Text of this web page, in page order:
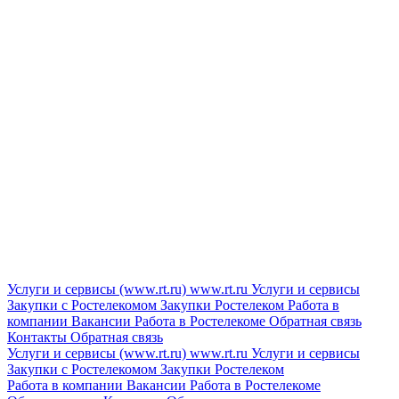
Услуги и сервисы (www.rt.ru) www.rt.ru Услуги и сервисы
Закупки с Ростелекомом Закупки Ростелеком Работа в
компании Вакансии Работа в Ростелекоме Обратная связь
Контакты Обратная связь
Услуги и сервисы (www.rt.ru) www.rt.ru Услуги и сервисы
Закупки с Ростелекомом Закупки Ростелеком
Работа в компании Вакансии Работа в Ростелекоме